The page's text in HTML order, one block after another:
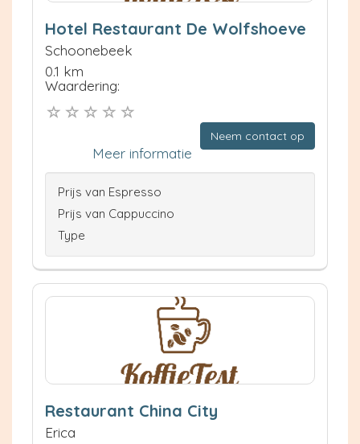
Hotel Restaurant De Wolfshoeve
Schoonebeek
0.1 km
Waardering:
Neem contact op
Meer informatie
Prijs van Espresso
Prijs van Cappuccino
Type
Restaurant China City
Erica